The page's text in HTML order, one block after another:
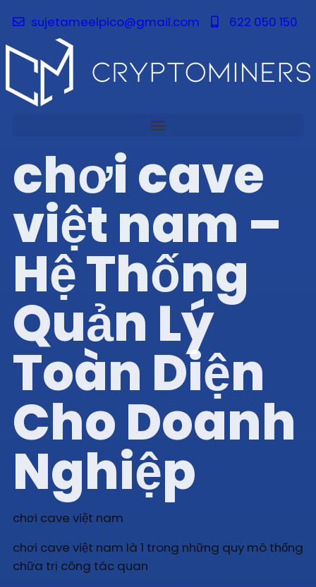
sujetameelpico@gmail.com 622 050 150
chơi cave
việt nam –
Hệ Thống
Quản Lý
Toàn Diện
Cho Doanh
Nghiệp
chơi cave việt nam
chơi cave việt nam là 1 trong những quy mô thống
chữa trị công tác quan